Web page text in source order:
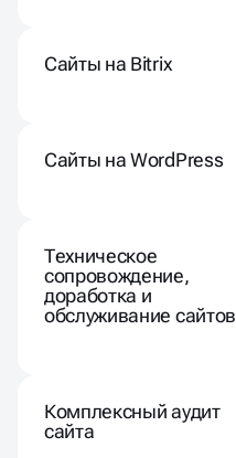
Сайты на Bitrix
Сайты на WordPress
Техническое
сопровождение,
доработка и
обслуживание сайтов
Комплексный аудит
сайта